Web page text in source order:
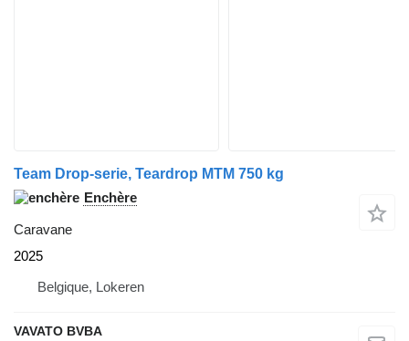
Team Drop-serie, Teardrop MTM 750 kg
Enchère
Caravane
2025
Belgique, Lokeren
VAVATO BVBA